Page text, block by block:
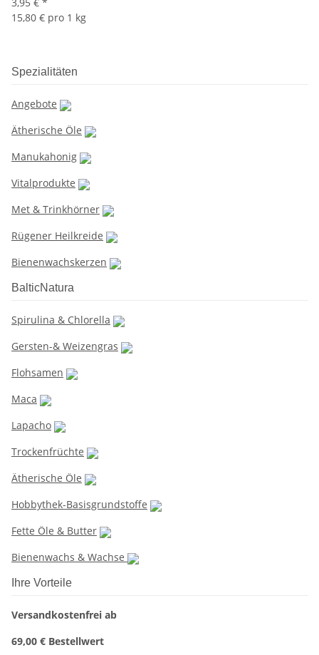
15,80 € pro 1 kg
Spezialitäten
Angebote
Ätherische Öle
Manukahonig
Vitalprodukte
Met & Trinkhörner
Rügener Heilkreide
Bienenwachskerzen
BalticNatura
Spirulina & Chlorella
Gersten-& Weizengras
Flohsamen
Maca
Lapacho
Trockenfrüchte
Ätherische Öle
Hobbythek-Basisgrundstoffe
Fette Öle & Butter
Bienenwachs & Wachse
Ihre Vorteile
Versandkostenfrei ab
69,00 € Bestellwert